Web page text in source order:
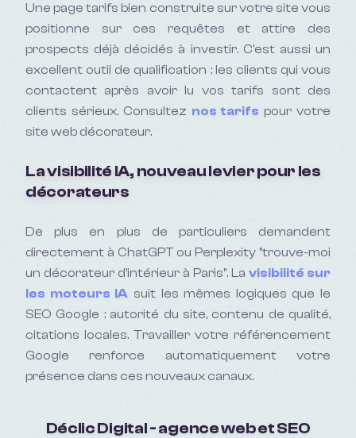
Une page tarifs bien construite sur votre site vous
positionne sur ces requêtes et attire des
prospects déjà décidés à investir. C'est aussi un
excellent outil de qualification : les clients qui vous
contactent après avoir lu vos tarifs sont des
clients sérieux. Consultez nos tarifs pour votre
site web décorateur.
La visibilité IA, nouveau levier pour les
décorateurs
De plus en plus de particuliers demandent
directement à ChatGPT ou Perplexity "trouve-moi
un décorateur d'intérieur à Paris". La visibilité sur
les moteurs IA suit les mêmes logiques que le
SEO Google : autorité du site, contenu de qualité,
citations locales. Travailler votre référencement
Google renforce automatiquement votre
présence dans ces nouveaux canaux.
Déclic Digital - agence web et SEO